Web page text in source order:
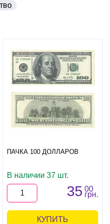
ПАЧКА 100 ДОЛЛАРОВ
В наличии 37 шт.
35 00
грн.
КУПИТЬ